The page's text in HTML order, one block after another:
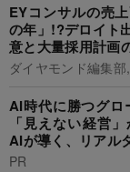
EYコンサルの売
の年」!?デロイト
意と大量採用計画
ダイヤモンド編集
AI時代に勝つグ
「見えない経営
AIが導く、リアル
PR